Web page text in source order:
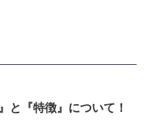
と『特徴』について！